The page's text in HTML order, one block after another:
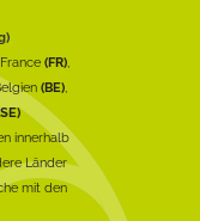
(FR),
(BE),
innerhalb
Länder
mit den